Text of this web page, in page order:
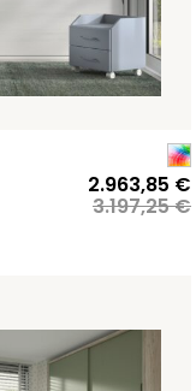
3.197,25€
2.963,85 €